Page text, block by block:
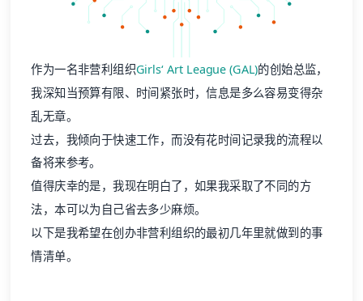
作为一名非营利组织Girls‘ Art League (GAL)的创始总监，
我深知当预算有限、时间紧张时，信息是多么容易变得杂
乱无章。
过去，我倾向于快速工作，而没有花时间记录我的流程以
备将来参考。
值得庆幸的是，我现在明白了，如果我采取了不同的方
法，本可以为自己省去多少麻烦。
以下是我希望在创办非营利组织的最初几年里就做到的事
情清单。